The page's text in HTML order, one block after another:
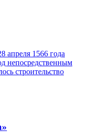
апреля 1566 года
непосредственным
строительство